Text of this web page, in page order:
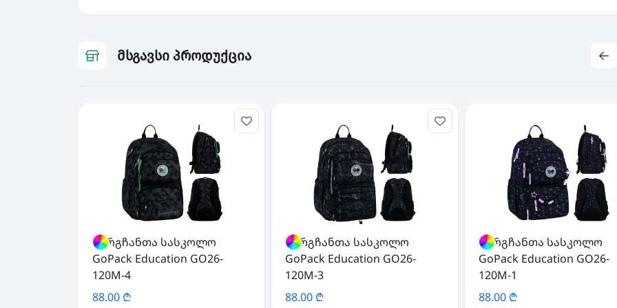
მსგავსი პროდუქცია
ზურგჩანთა სასკოლო
GoPack Education GO26-
120M-4
88.00 ₾
ზურგჩანთა სასკოლო
GoPack Education GO26-
120M-3
88.00 ₾
ზურგჩანთა სასკოლო
GoPack Education GO26-
120M-1
88.00 ₾